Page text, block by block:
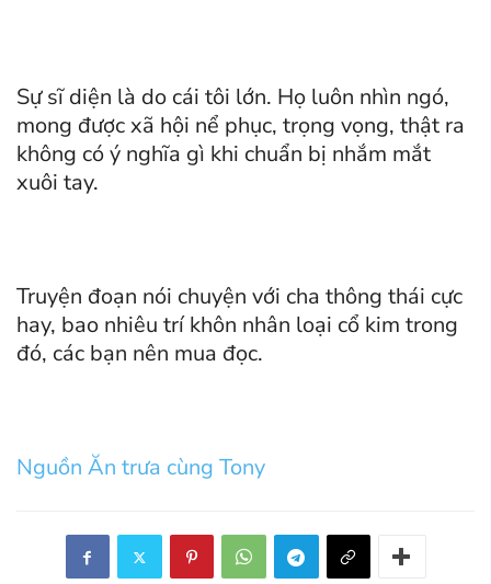
Sự sĩ diện là do cái tôi lớn. Họ luôn nhìn ngó,
mong được xã hội nể phục, trọng vọng, thật ra
không có ý nghĩa gì khi chuẩn bị nhắm mắt
xuôi tay.
Truyện đoạn nói chuyện với cha thông thái cực
hay, bao nhiêu trí khôn nhân loại cổ kim trong
đó, các bạn nên mua đọc.
Nguồn Ăn trưa cùng Tony